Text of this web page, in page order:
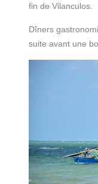
fin de Vilanculos.
Dîners
suite avant une